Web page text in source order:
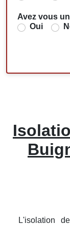
Avez vous
Oui
L'isolation